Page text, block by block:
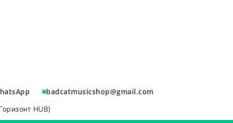
badcatmusicshop@gmail.com
HUB)